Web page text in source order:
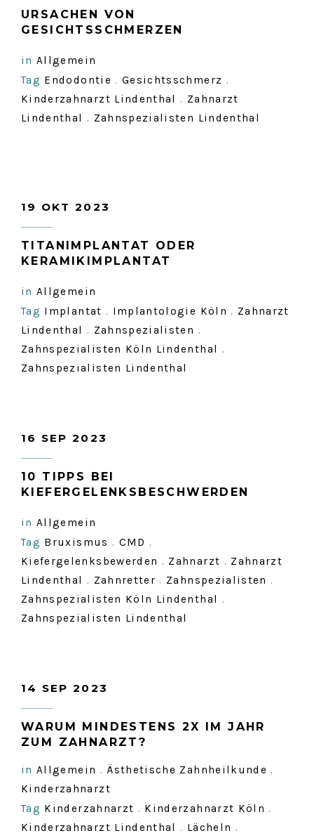
URSACHEN VON
GESICHTSSCHMERZEN
in Allgemein
Tag Endodontie . Gesichtsschmerz .
Kinderzahnarzt Lindenthal . Zahnarzt
Lindenthal . Zahnspezialisten Lindenthal
19 OKT 2023
TITANIMPLANTAT ODER
KERAMIKIMPLANTAT
in Allgemein
Tag Implantat . Implantologie Köln . Zahnarzt
Lindenthal . Zahnspezialisten .
Zahnspezialisten Köln Lindenthal .
Zahnspezialisten Lindenthal
16 SEP 2023
10 TIPPS BEI
KIEFERGELENKSBESCHWERDEN
in Allgemein
Tag Bruxismus . CMD .
Kiefergelenksbewerden . Zahnarzt . Zahnarzt
Lindenthal . Zahnretter . Zahnspezialisten .
Zahnspezialisten Köln Lindenthal .
Zahnspezialisten Lindenthal
14 SEP 2023
WARUM MINDESTENS 2X IM JAHR
ZUM ZAHNARZT?
in Allgemein . Ästhetische Zahnheilkunde .
Kinderzahnarzt
Tag Kinderzahnarzt . Kinderzahnarzt Köln .
Kinderzahnarzt Lindenthal . Lächeln .